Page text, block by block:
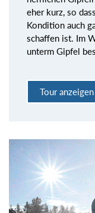
eher kurz, so
Kondition auch
schaffen ist. Im
unterm Gipfel
Tour anzeigen